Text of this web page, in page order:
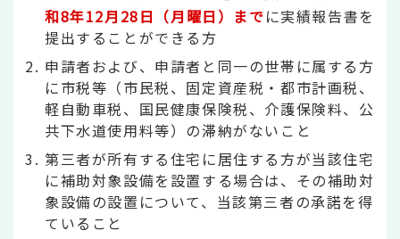
和8年12月28日（月曜日）までに実績報告書を
提出することができる方
申請者および、申請者と同一の世帯に属する方
に市税等（市民税、固定資産税・都市計画税、
軽自動車税、国民健康保険税、介護保険料、公
共下水道使用料等）の滞納がないこと
第三者が所有する住宅に居住する方が当該住宅
に補助対象設備を設置する場合は、その補助対
象設備の設置について、当該第三者の承諾を得
ていること